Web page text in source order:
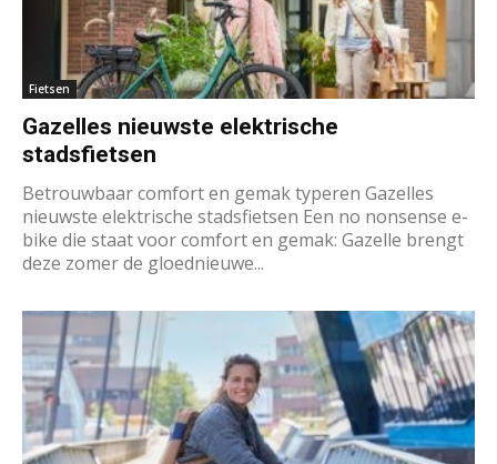
Fietsen
Gazelles nieuwste elektrische
stadsfietsen
Betrouwbaar comfort en gemak typeren Gazelles
nieuwste elektrische stadsfietsen Een no nonsense e-
bike die staat voor comfort en gemak: Gazelle brengt
deze zomer de gloednieuwe...